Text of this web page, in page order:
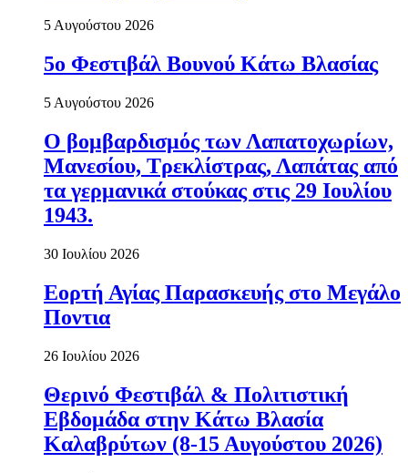
5 Αυγούστου 2026
5ο Φεστιβάλ Βουνού Κάτω Βλασίας
5 Αυγούστου 2026
Ο βομβαρδισμός των Λαπατοχωρίων,
Μανεσίου, Τρεκλίστρας, Λαπάτας από
τα γερμανικά στούκας στις 29 Ιουλίου
1943.
30 Ιουλίου 2026
Εορτή Αγίας Παρασκευής στο Μεγάλο
Ποντια
26 Ιουλίου 2026
Θερινό Φεστιβάλ & Πολιτιστική
Εβδομάδα στην Κάτω Βλασία
Καλαβρύτων (8-15 Αυγούστου 2026)